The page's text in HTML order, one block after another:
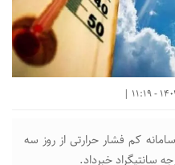
کم فشار حرارتی از روز سه